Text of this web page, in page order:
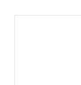
Adresse
12 quai du